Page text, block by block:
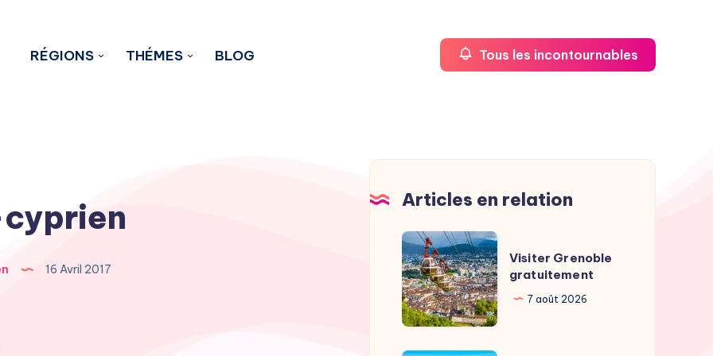
RÉGIONS THÉMES BLOG Tous les incontournables
16 Avril 2017
Articles en relation
Visiter
Grenoble
gratuitement
Visiter Grenoble
gratuitement
7 août 2026